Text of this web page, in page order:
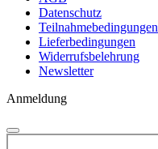
Datenschutz
Teilnahmebedingungen
Lieferbedingungen
Widerrufsbelehrung
Newsletter
Anmeldung